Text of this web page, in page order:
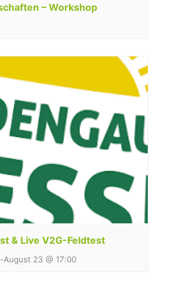
– Workshop
& Live V2G-Feldtest
-August 23 @ 17:00